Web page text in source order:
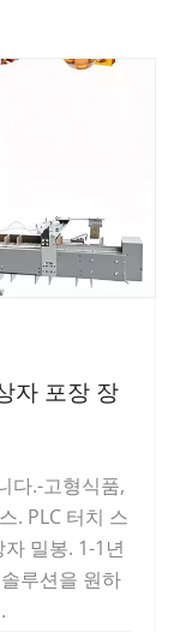
자 포장 장
다.-고형식품,
. PLC 터치 스
밀봉. 1-1년
루션을 원하